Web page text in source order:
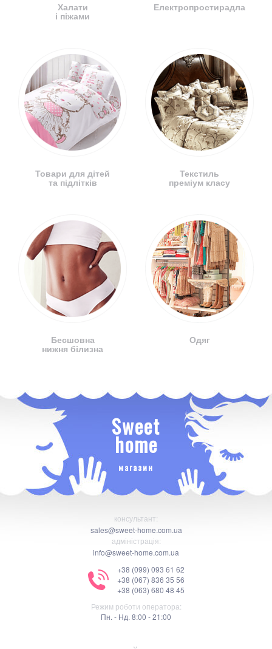
Халати
і піжами
Товари для дітей
та підлітків
Бесшовна
нижня білизна
Електропростирадла
Текстиль
преміум класу
Одяг
Sweet
home
магазин
консультант:
sales@sweet-home.com.ua
адміністрація:
info@sweet-home.com.ua
+38 (099) 093 61 62
+38 (067) 836 35 56
+38 (063) 680 48 45
Режим роботи оператора:
Пн. - Нд. 8:00 - 21:00